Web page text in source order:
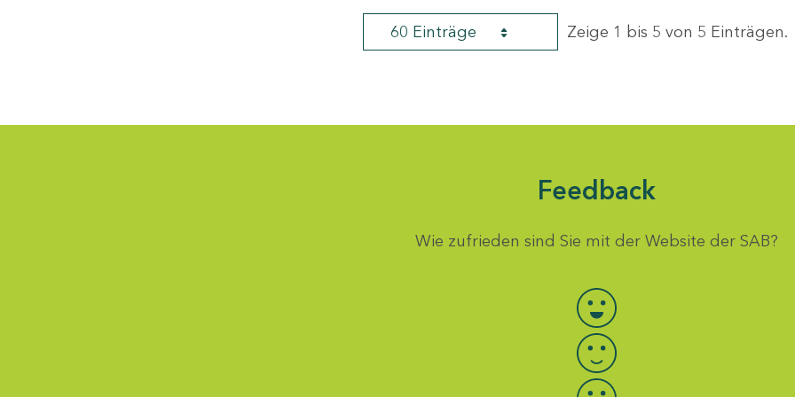
60 Einträge Zeige 1 bis 5 von 5 Einträgen.
Feedback
Wie zufrieden sind Sie mit der Website der SAB?
Bewertung auswählen